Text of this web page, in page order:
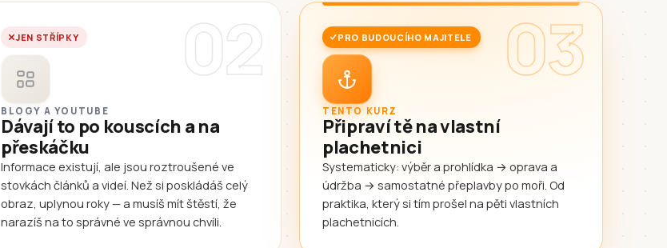
02
JEN STŘÍPKY
BLOGY A YOUTUBE
Dávají to po kouscích a na
přeskáčku
Informace existují, ale jsou roztroušené ve
stovkách článků a videí. Než si poskládáš celý
obraz, uplynou roky — a musíš mít štěstí, že
narazíš na to správné ve správnou chvíli.
03
PRO BUDOUCÍHO MAJITELE
TENTO KURZ
Připraví tě na vlastní
plachetnici
Systematicky: výběr a prohlídka → oprava a
údržba → samostatné přeplavby po moři. Od
praktika, který si tím prošel na pěti vlastních
plachetnicích.